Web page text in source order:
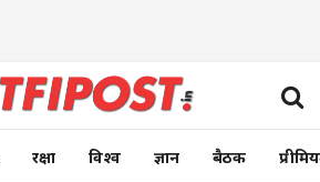
रक्षा विश्व ज्ञान बैठक